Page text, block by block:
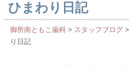
ひまわり日記
御所南ともこ歯科 > スタッフブログ
り日記